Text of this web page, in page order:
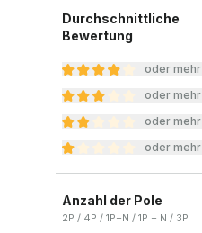
Durchschnittliche
Bewertung
oder mehr
oder mehr
oder mehr
oder mehr
Anzahl der Pole
2P / 4P / 1P+N / 1P + N / 3P